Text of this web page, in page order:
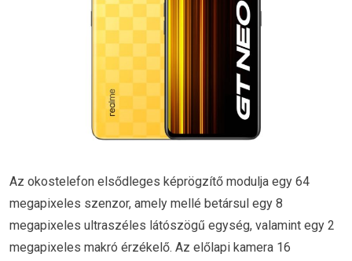
Az okostelefon elsődleges képrögzítő modulja egy 64
megapixeles szenzor, amely mellé betársul egy 8
megapixeles ultraszéles látószögű egység, valamint egy 2
megapixeles makró érzékelő. Az előlapi kamera 16